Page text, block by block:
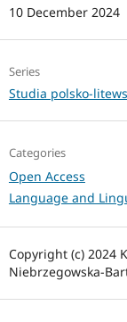
10 December 2024
Series
Studia polsko-
Categories
Open Access
Language and
Copyright (c) 2024
Niebrzegowska-